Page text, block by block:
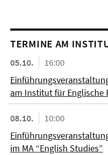
TERMINE AM
05.10.
16:00
am Institut für Englische
08.10.
10:00
im MA “English Studies”